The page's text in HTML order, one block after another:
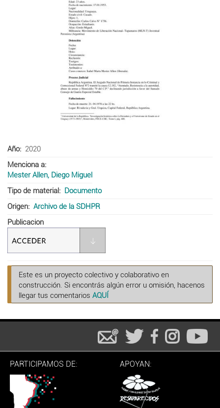
Año
2020
Menciona a
Mester Allen, Diego Miguel
Tipo de material
Documento
Origen
Archivo de la SDHPR
Publicacion
Este es un proyecto colectivo y colaborativo en
construcción. Si encontrás algún error u omisión, hacenos
llegar tus comentarios AQUÍ
PARTICIPAMOS DE: APOYAN: